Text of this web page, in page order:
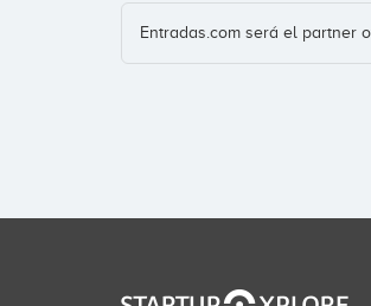
Entradas.com será el partner